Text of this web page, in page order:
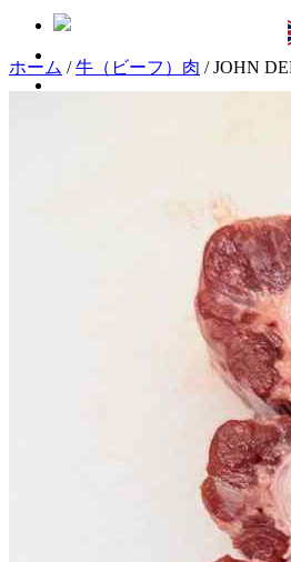
ログイン
アカウント登録
ホーム /牛（ビーフ）肉 / JOHN